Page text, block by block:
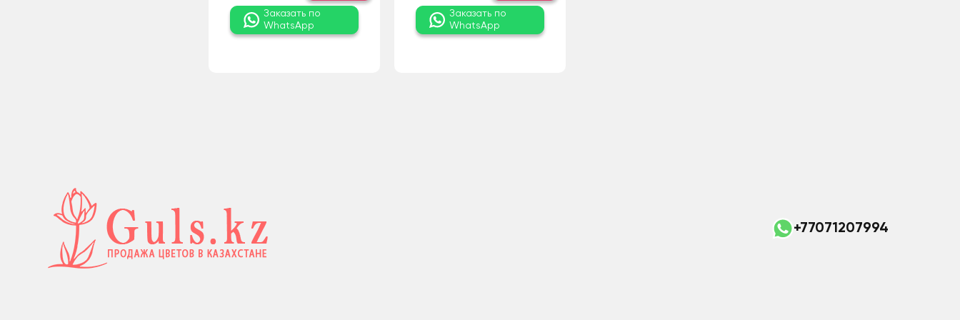
Заказать по
WhatsApp
Заказать по
WhatsApp
+77071207994